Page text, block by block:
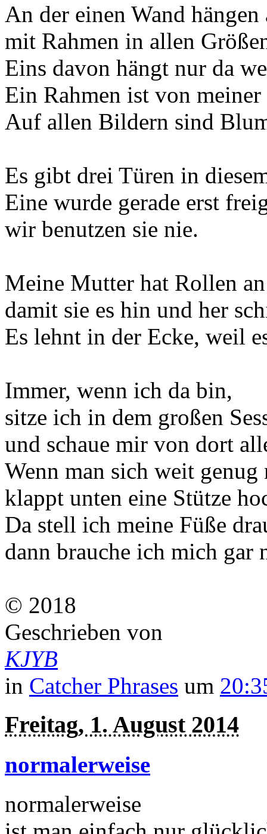
An der einen Wand
mit Rahmen in allen
Eins davon hängt nur da
Ein Rahmen ist von
Auf allen Bildern sind
Es gibt drei Türen in
Eine wurde gerade erst
wir benutzen sie nie.
Meine Mutter hat Rollen
damit sie es hin und her
Es lehnt in der Ecke, weil
Immer, wenn ich da bin,
sitze ich in dem großen
und schaue mir von dort
Wenn man sich weit
klappt unten eine Stütze
Da stell ich meine Füße
dann brauche ich mich gar
© 2018
Geschrieben von
KJYB
in Catcher Phrases um
Freitag, 1. August 2014
normalerweise
normalerweise